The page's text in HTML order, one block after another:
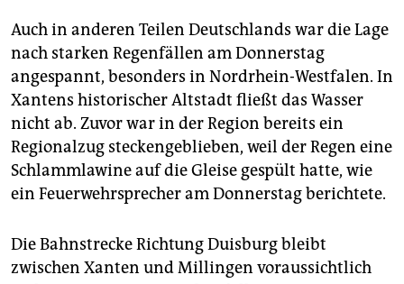
Auch in anderen Teilen Deutschlands war die Lage
nach starken Regenfällen am Donnerstag
angespannt, besonders in Nordrhein-Westfalen. In
Xantens historischer Altstadt fließt das Wasser
nicht ab. Zuvor war in der Region bereits ein
Regionalzug steckengeblieben, weil der Regen eine
Schlammlawine auf die Gleise gespült hatte, wie
ein Feuerwehrsprecher am Donnerstag berichtete.
Die Bahnstrecke Richtung Duisburg bleibt
zwischen Xanten und Millingen voraussichtlich